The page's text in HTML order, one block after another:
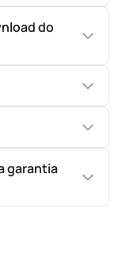
do
garantia